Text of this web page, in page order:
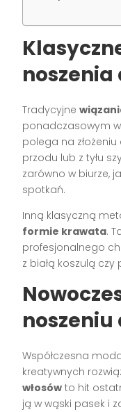
Tradycyjne
ponadczasowym
polega na
przodu lub z tyłu
zarówno w biurze,
spotkań.
Inną klasyczną
formie krawata.
profesjonalnego
z białą koszulą czy
Współczesna
kreatywnych
włosów to hit
ją w wąski pasek i